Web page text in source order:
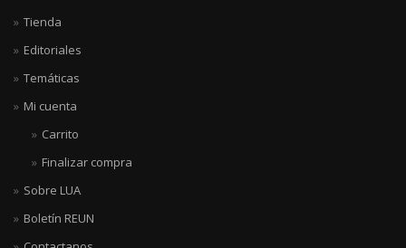
Tienda
Editoriales
Temáticas
Mi cuenta
Carrito
Finalizar compra
Sobre LUA
Boletín REUN